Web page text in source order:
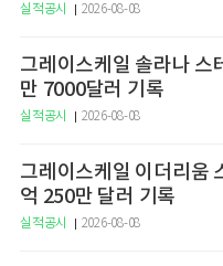
실적공시 2026-08-08
그레이스케일 솔라나
만 7000달러 기록
실적공시 2026-08-08
그레이스케일 이더리움
억 250만 달러 기록
실적공시 2026-08-08